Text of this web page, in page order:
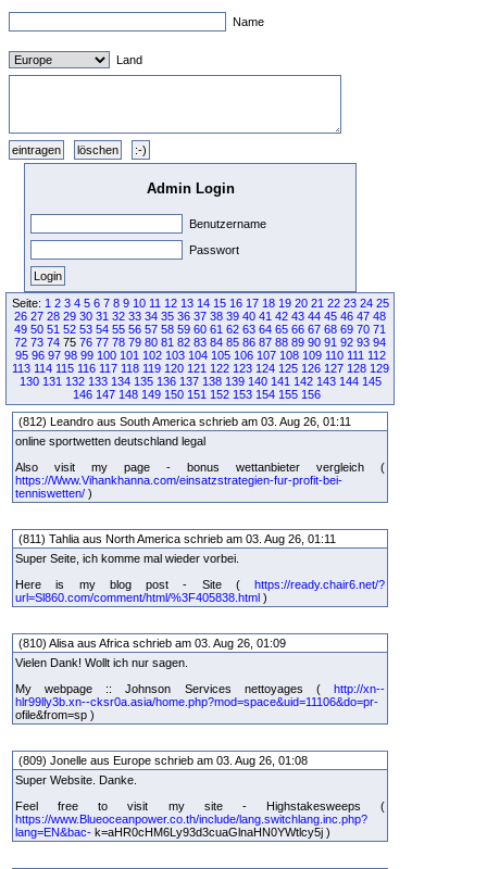
Name
Land
Admin Login
Benutzername
Passwort
Seite: 1 2 3 4 5 6 7 8 9 10 11 12 13 14 15 16 17 18 19 20 21 22 23 24 25
26 27 28 29 30 31 32 33 34 35 36 37 38 39 40 41 42 43 44 45 46 47 48
49 50 51 52 53 54 55 56 57 58 59 60 61 62 63 64 65 66 67 68 69 70 71
72 73 74 75 76 77 78 79 80 81 82 83 84 85 86 87 88 89 90 91 92 93 94
95 96 97 98 99 100 101 102 103 104 105 106 107 108 109 110 111 112
113 114 115 116 117 118 119 120 121 122 123 124 125 126 127 128 129
130 131 132 133 134 135 136 137 138 139 140 141 142 143 144 145
146 147 148 149 150 151 152 153 154 155 156
(812) Leandro aus South America schrieb am 03. Aug 26, 01:11
online sportwetten deutschland legal
Also visit my page - bonus wettanbieter vergleich (
https://Www.Vihankhanna.com/einsatzstrategien-fur-profit-bei-
tenniswetten/ )
(811) Tahlia aus North America schrieb am 03. Aug 26, 01:11
Super Seite, ich komme mal wieder vorbei.
Here is my blog post - Site ( https://ready.chair6.net/?
url=Sl860.com/comment/html/%3F405838.html )
(810) Alisa aus Africa schrieb am 03. Aug 26, 01:09
Vielen Dank! Wollt ich nur sagen.
My webpage :: Johnson Services nettoyages ( http://xn--
hlr99lly3b.xn--cksr0a.asia/home.php?mod=space&uid=11106&do=pr-
ofile&from=sp )
(809) Jonelle aus Europe schrieb am 03. Aug 26, 01:08
Super Website. Danke.
Feel free to visit my site - Highstakesweeps (
https://www.Blueoceanpower.co.th/include/lang.switchlang.inc.php?
lang=EN&bac- k=aHR0cHM6Ly93d3cuaGlnaHN0YWtlcy5j )